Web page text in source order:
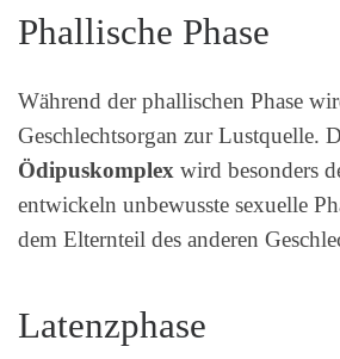
Phallische Phase
Während der phallischen Phase
Geschlechtsorgan zur Lustquelle.
Ödipuskomplex wird besonders
entwickeln unbewusste sexuelle
dem Elternteil des anderen
Latenzphase